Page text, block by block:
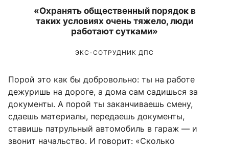
«Охранять общественный порядок в
таких условиях очень тяжело, люди
работают сутками»
ЭКС-СОТРУДНИК ДПС
Порой это как бы добровольно: ты на работе
дежуришь на дороге, а дома сам садишься за
документы. А порой ты заканчиваешь смену,
сдаешь материалы, передаешь документы,
ставишь патрульный автомобиль в гараж — и
звонит начальство. И говорит: «Сколько